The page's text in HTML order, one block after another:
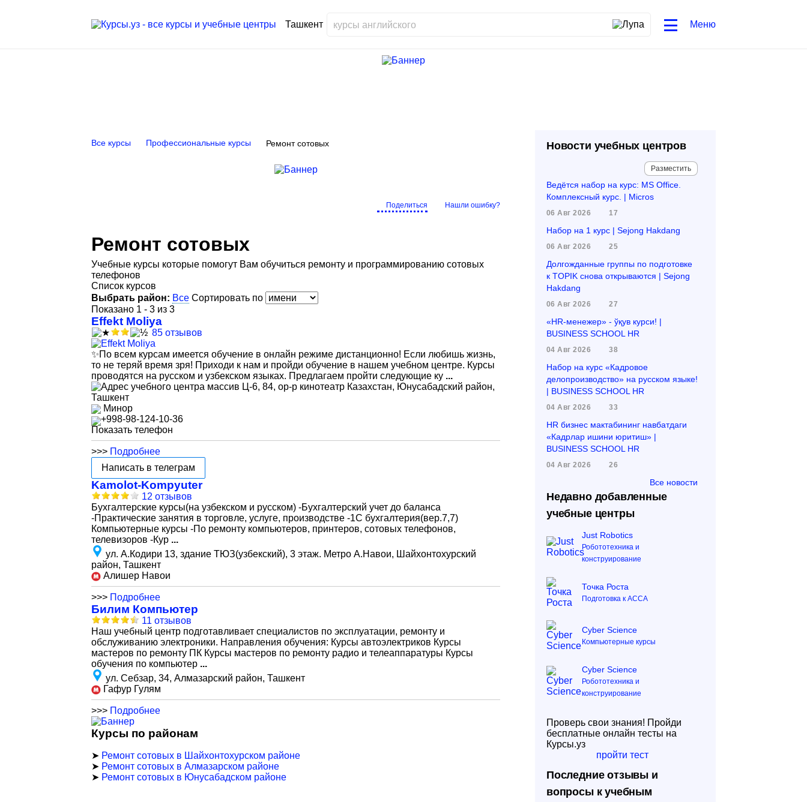
Ташкент Меню
Все курсы Профессиональные курсы Ремонт сотовых
Поделиться Нашли ошибку?
Ремонт сотовых
Учебные курсы которые помогут Вам обучиться ремонту и программированию сотовых
телефонов
Список курсов
Выбрать район: Все Сортировать по
Показано 1 - 3 из 3
Effekt Moliya
85 отзывов
✨По всем курсам имеется обучение в онлайн режиме дистанционно! Если любишь жизнь,
то не теряй время зря! Приходи к нам и пройди обучение в нашем учебном центре. Курсы
проводятся на русском и узбекском языках. Предлагаем пройти следующие ку ...
массив Ц-6, 84, ор-р кинотеатр Казахстан, Юнусабадский район,
Ташкент
Минор
+998-98-124-10-36
Показать телефон
>>> Подробнее
Написать в телеграм
Kamolot-Kompyuter
12 отзывов
Бухгалтерские курсы(на узбекском и русском) -Бухгалтерский учет до баланса
-Практические занятия в торговле, услуге, производстве -1С бухгалтерия(вер.7,7)
Компьютерные курсы -По ремонту компьютеров, принтеров, сотовых телефонов,
телевизоров -Кур ...
ул. А.Кодири 13, здание ТЮЗ(узбекский), 3 этаж. Метро А.Навои, Шайхонтохурский
район, Ташкент
Алишер Навои
>>> Подробнее
Билим Компьютер
11 отзывов
Наш учебный центр подготавливает специалистов по эксплуатации, ремонту и
обслуживанию электроники. Направления обучения: Курсы автоэлектриков Курсы
мастеров по ремонту ПК Курсы мастеров по ремонту радио и телеаппаратуры Курсы
обучения по компьютер ...
ул. Себзар, 34, Алмазарский район, Ташкент
Гафур Гулям
>>> Подробнее
Курсы по районам
➤ Ремонт сотовых в Шайхонтохурском районе
➤ Ремонт сотовых в Алмазарском районе
➤ Ремонт сотовых в Юнусабадском районе
Новости учебных центров
Разместить
Ведётся набор на курс: MS Office.
Комплексный курс. | Micros
06 Авг 2026 17
Набор на 1 курс | Sejong Hakdang
06 Авг 2026 25
Долгожданные группы по подготовке
к TOPIK снова открываются | Sejong
Hakdang
06 Авг 2026 27
«HR-менежер» - ўқув курси! |
BUSINESS SCHOOL HR
04 Авг 2026 38
Набор на курс «Кадровое
делопроизводство» на русском языке!
| BUSINESS SCHOOL HR
04 Авг 2026 33
HR бизнес мактабининг навбатдаги
«Кадрлар ишини юритиш» |
BUSINESS SCHOOL HR
04 Авг 2026 26
Все новости
Недавно добавленные
учебные центры
Just Robotics
Робототехника и
конструирование
Точка Роста
Подготовка к ACCA
Cyber Science
Компьютерные курсы
Cyber Science
Робототехника и
конструирование
Проверь свои знания! Пройди
бесплатные онлайн тесты на
Курсы.уз
пройти тест
Последние отзывы и
вопросы к учебным